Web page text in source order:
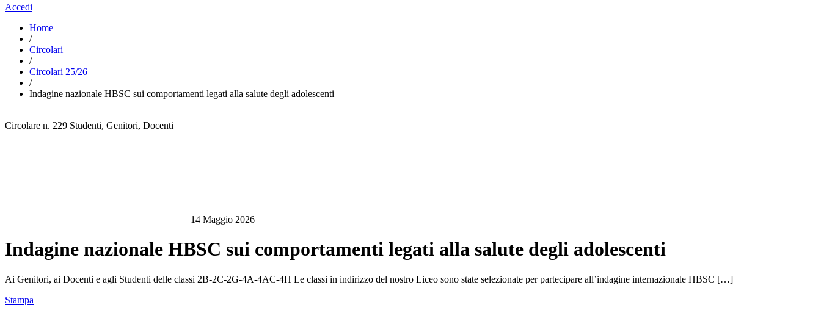
Accedi
Home
/
Circolari
/
Circolari 25/26
/
Indagine nazionale HBSC sui comportamenti legati alla salute degli adolescenti
Circolare n. 229 Studenti, Genitori, Docenti
14 Maggio 2026
Indagine nazionale HBSC sui comportamenti legati alla salute degli adolescenti
Ai Genitori, ai Docenti e agli Studenti delle classi 2B-2C-2G-4A-4AC-4H Le classi in indirizzo del nostro Liceo sono state selezionate per partecipare all’indagine internazionale HBSC […]
Stampa